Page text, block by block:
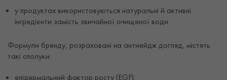
у продуктах використовуються натуральні й активні
інгредієнти замість звичайної очищеної води.
Формули бренду, розраховані на антиейдж догляд, містять
такі сполуки:
епідермальний фактор росту (EGF);